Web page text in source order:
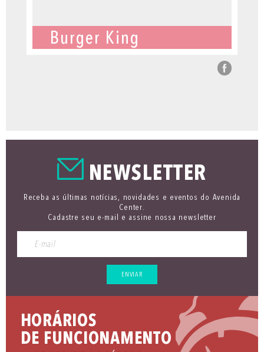
Burger King
NEWSLETTER
Receba as últimas notícias, novidades e eventos do Avenida
Center.
Cadastre seu e-mail e assine nossa newsletter
ENVIAR
HORÁRIOS
DE FUNCIONAMENTO